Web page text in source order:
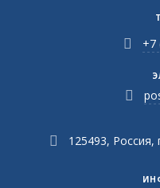
+7
125493, Россия,